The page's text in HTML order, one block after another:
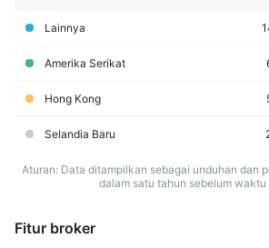
Lainnya
Amerika Serikat
Hong Kong
Selandia Baru
Aturan: Data ditampilkan sebagai unduhan dan
dalam satu tahun sebelum waktu
Fitur broker